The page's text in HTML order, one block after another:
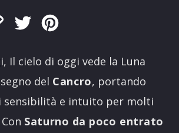
Copy
Twitter
Il cielo di oggi vede la Luna
del Cancro, portando
sensibilità e intuito per molti
Saturno da poco entrato